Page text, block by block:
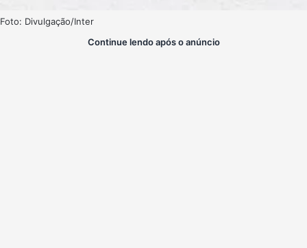
Foto: Divulgação/Inter
Continue lendo após o anúncio